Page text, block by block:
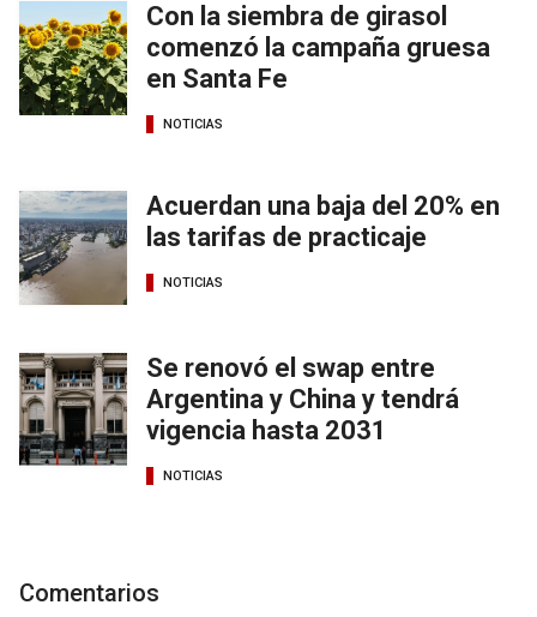
Con la siembra de girasol
comenzó la campaña gruesa
en Santa Fe
NOTICIAS
Acuerdan una baja del 20% en
las tarifas de practicaje
NOTICIAS
Se renovó el swap entre
Argentina y China y tendrá
vigencia hasta 2031
NOTICIAS
Comentarios